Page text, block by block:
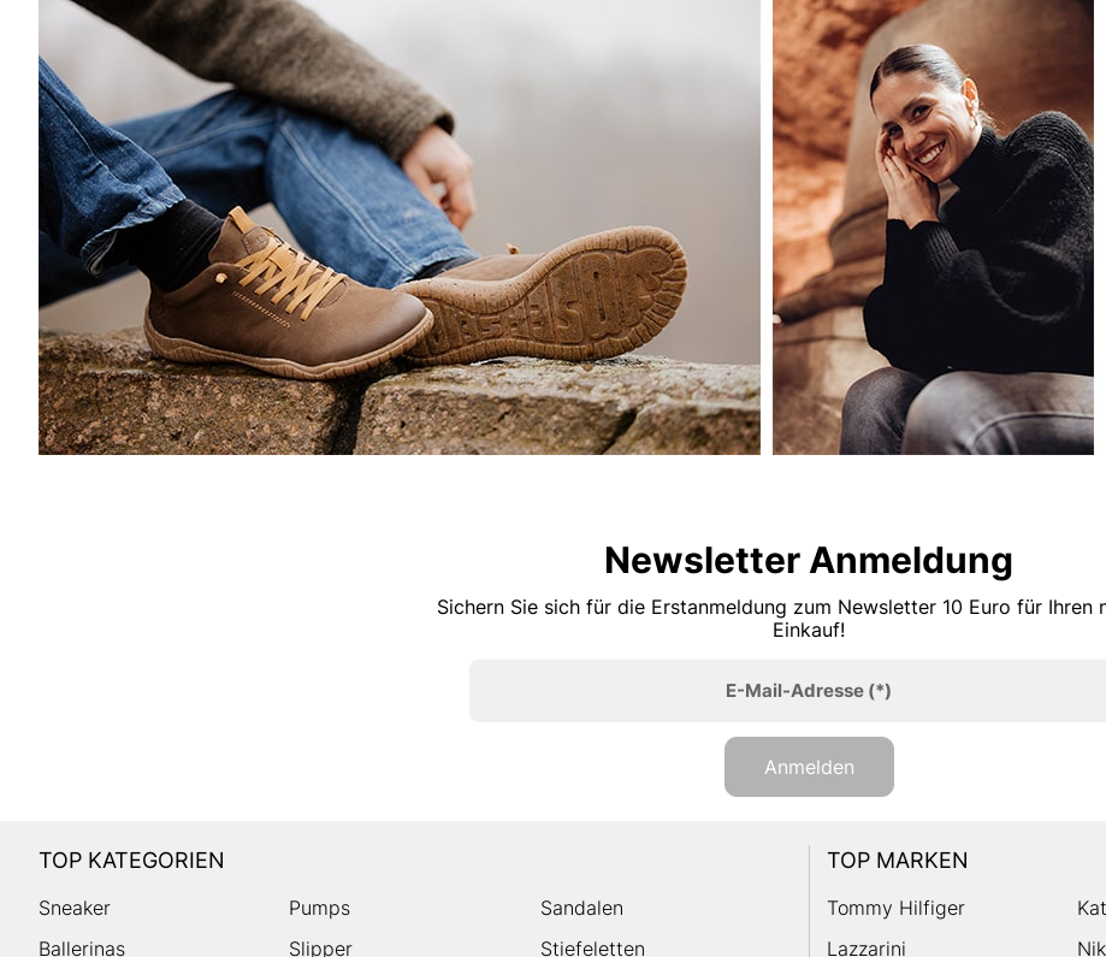
Newsletter Anmeldung
Sichern Sie sich für die Erstanmeldung zum Newsletter 10 Euro für Ihren
Einkauf!
E-Mail-Adresse(*)
Anmelden
TOP KATEGORIEN
Sneaker Pumps
Sandalen
Ballerinas
Slipper Stiefeletten
TOP MARKEN
Tommy Hilfiger
Lazzarini